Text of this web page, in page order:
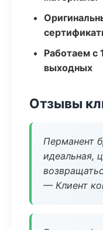
Работаем с
выходных
Отзывы
Перманент
идеальная,
— Клиент